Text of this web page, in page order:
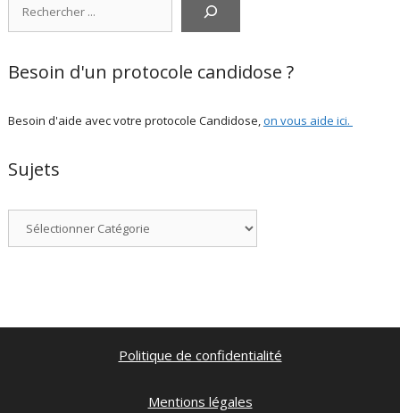
Besoin d'un protocole candidose ?
Besoin d'aide avec votre protocole Candidose,on vous aide ici.
Sujets
Politique de confidentialité
Mentions légales